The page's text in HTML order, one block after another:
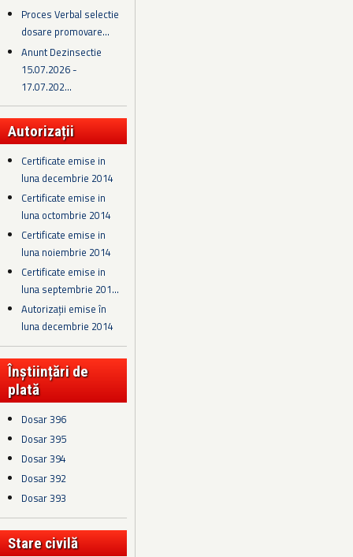
Proces Verbal selectie
dosare promovare...
Anunt Dezinsectie
15.07.2026 -
17.07.202...
Autorizații
Certificate emise in
luna decembrie 2014
Certificate emise in
luna octombrie 2014
Certificate emise in
luna noiembrie 2014
Certificate emise in
luna septembrie 201...
Autorizații emise în
luna decembrie 2014
Înștiințări de
plată
Dosar 396
Dosar 395
Dosar 394
Dosar 392
Dosar 393
Stare civilă